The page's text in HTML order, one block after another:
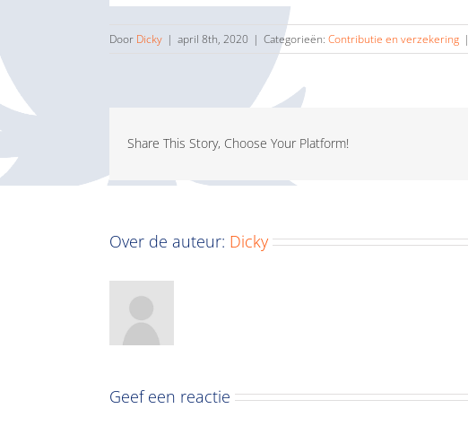
Door Dicky | april 8th, 2020 | Categorieën: Contributie en verzekering |
Share This Story, Choose Your Platform!
Over de auteur: Dicky
Geef een reactie